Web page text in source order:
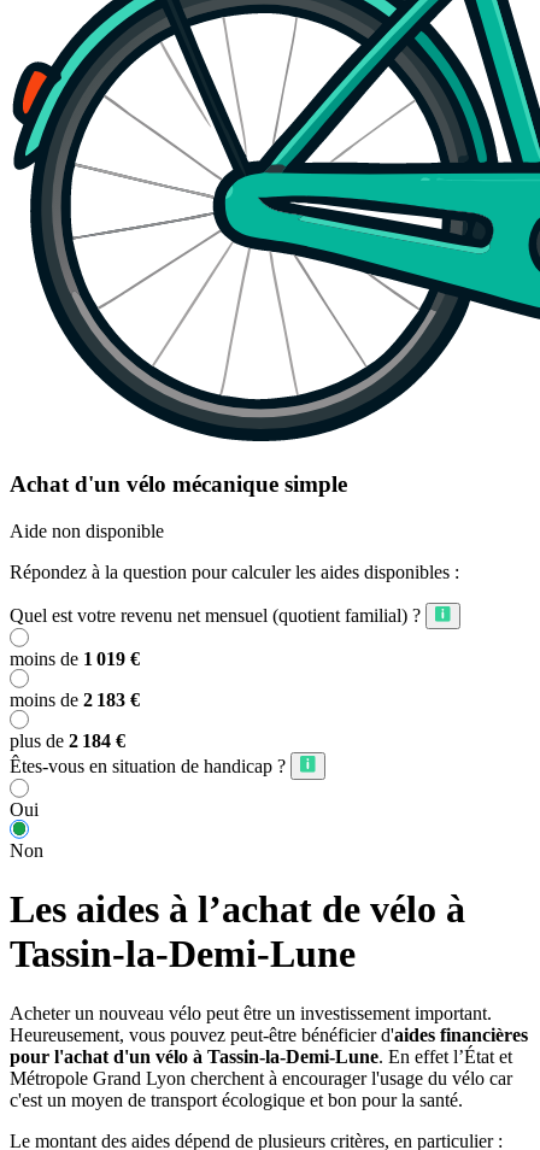
Achat d'un vélo mécanique simple
Aide non disponible
Répondez à la question pour calculer les aides disponibles :
Quel est votre revenu net mensuel (quotient familial) ?
moins de 1 019 €
moins de 2 183 €
plus de 2 184 €
Êtes-vous en situation de handicap ?
Oui
Non
Les aides à l’achat de vélo à
Tassin-la-Demi-Lune
Acheter un nouveau vélo peut être un investissement important.
Heureusement, vous pouvez peut-être bénéficier d'aides financières
pour l'achat d'un vélo à Tassin-la-Demi-Lune. En effet l’État et
Métropole Grand Lyon cherchent à encourager l'usage du vélo car
c'est un moyen de transport écologique et bon pour la santé.
Le montant des aides dépend de plusieurs critères, en particulier :